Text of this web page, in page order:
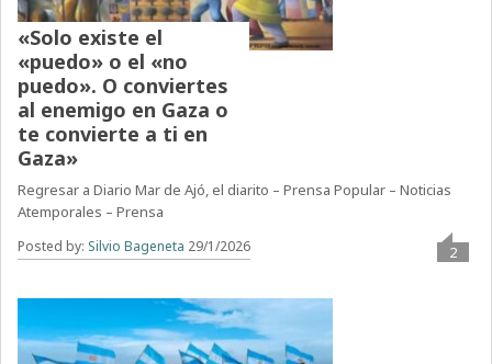
«Solo existe el
«puedo» o el «no
puedo». O conviertes
al enemigo en Gaza o
te convierte a ti en
Gaza»
Regresar a Diario Mar de Ajó, el diarito – Prensa Popular – Noticias
Atemporales – Prensa
Posted by: Silvio Bageneta 29/1/2026 2